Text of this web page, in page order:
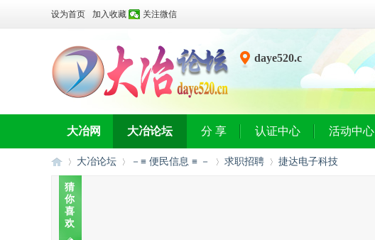
设为首页 加入收藏 关注微信
daye520.c
大冶网 大冶论坛 分 享 认证中心 活动中心
»
大冶论坛 －≡ 便民信息 ≡ － 求职招聘 捷达电子科技
猜
你
喜
欢